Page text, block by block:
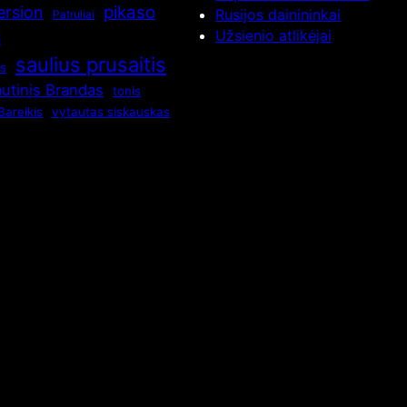
Patruliai pikaso
saulius prusaitis
Brandas tonis
vytautas siskauskas
Rusijos dainininkai
Užsienio atlikėjai